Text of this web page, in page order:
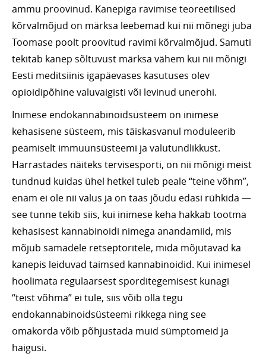
ammu proovinud. Kanepiga ravimise teoreetilised
kõrvalmõjud on märksa leebemad kui nii mõnegi juba
Toomase poolt proovitud ravimi kõrvalmõjud. Samuti
tekitab kanep sõltuvust märksa vähem kui nii mõnigi
Eesti meditsiinis igapäevases kasutuses olev
opioidipõhine valuvaigisti või levinud unerohi.
Inimese endokannabinoidsüsteem on inimese
kehasisene süsteem, mis täiskasvanul moduleerib
peamiselt immuunsüsteemi ja valutundlikkust.
Harrastades näiteks tervisesporti, on nii mõnigi meist
tundnud kuidas ühel hetkel tuleb peale “teine võhm”,
enam ei ole nii valus ja on taas jõudu edasi rühkida —
see tunne tekib siis, kui inimese keha hakkab tootma
kehasisest kannabinoidi nimega anandamiid, mis
mõjub samadele retseptoritele, mida mõjutavad ka
kanepis leiduvad taimsed kannabinoidid. Kui inimesel
hoolimata regulaarsest sporditegemisest kunagi
“teist võhma” ei tule, siis võib olla tegu
endokannabinoidsüsteemi rikkega ning see
omakorda võib põhjustada muid sümptomeid ja
haigusi.